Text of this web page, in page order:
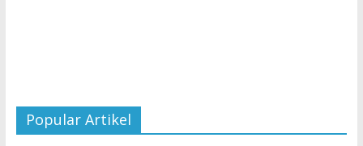
Popular Artikel